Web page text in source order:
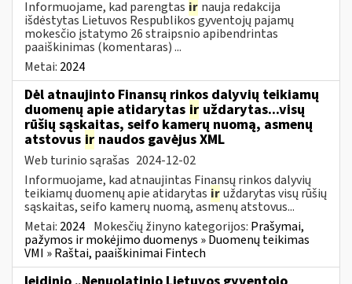
Informuojame, kad parengtas ir nauja redakcija
išdėstytas Lietuvos Respublikos gyventojų pajamų
mokesčio įstatymo 26 straipsnio apibendrintas
paaiškinimas (komentaras) ...
Metai: 2024
Dėl atnaujinto Finansų rinkos dalyvių teikiamų
duomenų apie atidarytas ir uždarytas...visų
rūšių sąskaitas, seifo kamerų nuomą, asmenų
atstovus ir naudos gavėjus XML
Web turinio sąrašas 2024-12-02
Informuojame, kad atnaujintas Finansų rinkos dalyvių
teikiamų duomenų apie atidarytas iruždarytas visų rūšių
sąskaitas, seifo kamerų nuomą, asmenų atstovus...
Metai: 2024 Mokesčių žinyno kategorijos: Prašymai,
pažymos ir mokėjimo duomenys » Duomenų teikimas
VMI » Raštai, paaiškinimai Fintech